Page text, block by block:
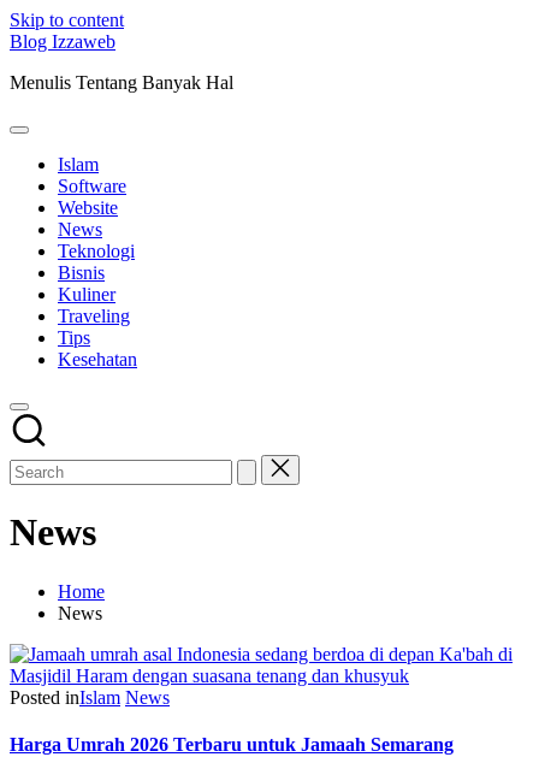
Skip to content
Blog Izzaweb
Menulis Tentang Banyak Hal
Islam
Software
Website
News
Teknologi
Bisnis
Kuliner
Traveling
Tips
Kesehatan
News
Home
News
Posted inIslam News
Harga Umrah 2026 Terbaru untuk Jamaah Semarang